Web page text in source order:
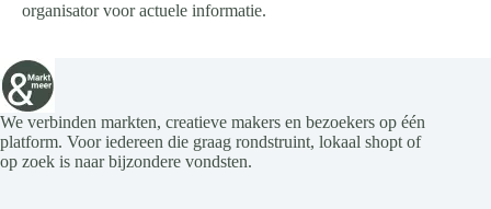
organisator voor actuele informatie.
We verbinden markten, creatieve makers en bezoekers op één
platform. Voor iedereen die graag rondstruint, lokaal shopt of
op zoek is naar bijzondere vondsten.